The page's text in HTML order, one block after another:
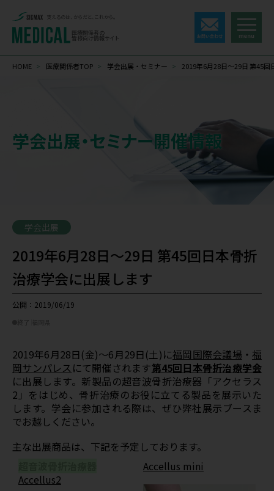
支えるのは、からだと、これから。
医療関係者の
皆様向け情報サイト
HOME > 医療関係者TOP > 学会出展・セミナー > 2019年6月28日～29日 第45
学会出展・セミナー開催情報
学会出展
2019年6月28日～29日 第45回日本骨折
治療学会に出展します
公開：2019/06/19
2019年6月28日(金)～6月29日(土)に福岡国際会議場 ・福
岡サンパレス にて開催されます第45回日本骨折治療学会
に出展します。新製品の超音波骨折治療器「アクセラス
2」をはじめ、骨折治療のお役に立てる製品を展示いた
します。学会に参加される際は、ぜひ弊社展示ブースま
でお越しください。
主な出展商品は、下記を予定しております。
Accellus2
Accellus mini